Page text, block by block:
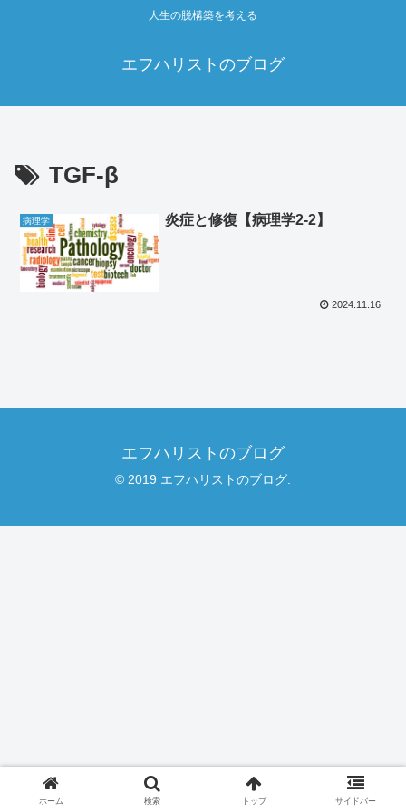
人生の脱構築を考える
エフハリストのブログ
TGF-β
病理学 炎症と修復【病理学2‐2】
2024.11.16
エフハリストのブログ
© 2019 エフハリストのブログ.
ホーム 検索 トップ サイドバー